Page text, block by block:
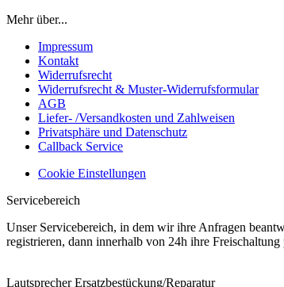
Mehr über...
Impressum
Kontakt
Widerrufsrecht
Widerrufsrecht & Muster-Widerrufsformular
AGB
Liefer- /Versandkosten und Zahlweisen
Privatsphäre und Datenschutz
Callback Service
Cookie Einstellungen
Servicebereich
Unser Servicebereich, in dem wir ihre Anfragen
registrieren, dann innerhalb von 24h ihre
Lautsprecher Ersatzbestückung/Reparatur